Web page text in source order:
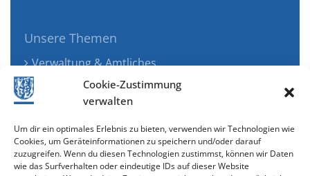
Cookie-Zustimmung
verwalten
Um dir ein optimales Erlebnis zu bieten, verwenden wir Technologien wie
Cookies, um Geräteinformationen zu speichern und/oder darauf
zuzugreifen. Wenn du diesen Technologien zustimmst, können wir Daten
wie das Surfverhalten oder eindeutige IDs auf dieser Website
Unsere Themen
Verwaltung & Amtliches
Jugend, Familie & Gesundheit
Tourismus, Freizeit & Ökologie
Wirtschaft & Verkehr
Senioren & Inklusion